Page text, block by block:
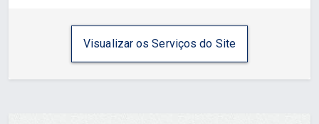
Visualizar os Serviços do Site